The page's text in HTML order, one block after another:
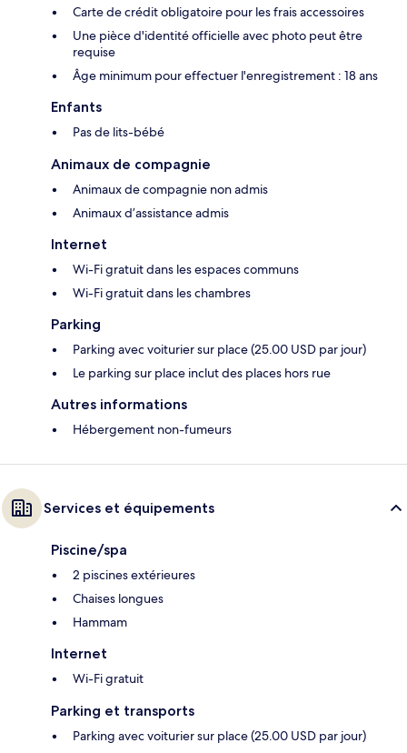
Carte de crédit obligatoire pour les frais accessoires
Une pièce d'identité officielle avec photo peut être
requise
Âge minimum pour effectuer l'enregistrement : 18 ans
Enfants
Pas de lits-bébé
Animaux de compagnie
Animaux de compagnie non admis
Animaux d’assistance admis
Internet
Wi-Fi gratuit dans les espaces communs
Wi-Fi gratuit dans les chambres
Parking
Parking avec voiturier sur place (25.00 USD par jour)
Le parking sur place inclut des places hors rue
Autres informations
Hébergement non-fumeurs
Services et équipements
Piscine/spa
2 piscines extérieures
Chaises longues
Hammam
Internet
Wi-Fi gratuit
Parking et transports
Parking avec voiturier sur place (25.00 USD par jour)